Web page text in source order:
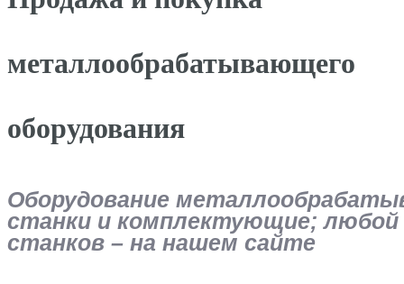
металлообрабатывающего
оборудования
Оборудование
станки и комплектующие;
станков – на нашем сайте